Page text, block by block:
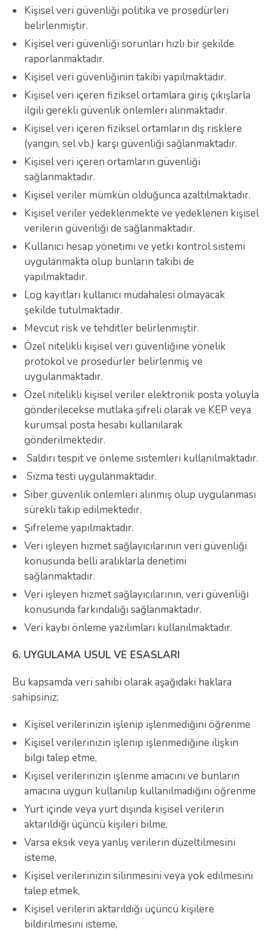
Kişisel veri güvenliği politika ve prosedürleri
belirlenmiştir.
Kişisel veri güvenliği sorunları hızlı bir şekilde
raporlanmaktadır.
Kişisel veri güvenliğinin takibi yapılmaktadır.
Kişisel veri içeren fiziksel ortamlara giriş çıkışlarla
ilgili gerekli güvenlik önlemleri alınmaktadır.
Kişisel veri içeren fiziksel ortamların dış risklere
(yangın, sel vb.) karşı güvenliği sağlanmaktadır.
Kişisel veri içeren ortamların güvenliği
sağlanmaktadır.
Kişisel veriler mümkün olduğunca azaltılmaktadır.
Kişisel veriler yedeklenmekte ve yedeklenen kişisel
verilerin güvenliği de sağlanmaktadır.
Kullanıcı hesap yönetimi ve yetki kontrol sistemi
uygulanmakta olup bunların takibi de
yapılmaktadır.
Log kayıtları kullanıcı müdahalesi olmayacak
şekilde tutulmaktadır.
Mevcut risk ve tehditler belirlenmiştir.
Özel nitelikli kişisel veri güvenliğine yönelik
protokol ve prosedürler belirlenmiş ve
uygulanmaktadır.
Özel nitelikli kişisel veriler elektronik posta yoluyla
gönderilecekse mutlaka şifreli olarak ve KEP veya
kurumsal posta hesabı kullanılarak
gönderilmektedir.
Saldırı tespit ve önleme sistemleri kullanılmaktadır.
Sızma testi uygulanmaktadır.
Siber güvenlik önlemleri alınmış olup uygulanması
sürekli takip edilmektedir.
Şifreleme yapılmaktadır.
Veri işleyen hizmet sağlayıcılarının veri güvenliği
konusunda belli aralıklarla denetimi
sağlanmaktadır.
Veri işleyen hizmet sağlayıcılarının, veri güvenliği
konusunda farkındalığı sağlanmaktadır.
Veri kaybı önleme yazılımları kullanılmaktadır.
6. UYGULAMA USUL VE ESASLARI
Bu kapsamda veri sahibi olarak aşağıdaki haklara
sahipsiniz;
Kişisel verilerinizin işlenip işlenmediğini öğrenme
Kişisel verilerinizin işlenip işlenmediğine ilişkin
bilgi talep etme,
Kişisel verilerinizin işlenme amacını ve bunların
amacına uygun kullanılıp kullanılmadığını öğrenme
Yurt içinde veya yurt dışında kişisel verilerin
aktarıldığı üçüncü kişileri bilme,
Varsa eksik veya yanlış verilerin düzeltilmesini
isteme,
Kişisel verilerinizin silinmesini veya yok edilmesini
talep etmek,
Kişisel verilerin aktarıldığı üçüncü kişilere
bildirilmesini isteme,